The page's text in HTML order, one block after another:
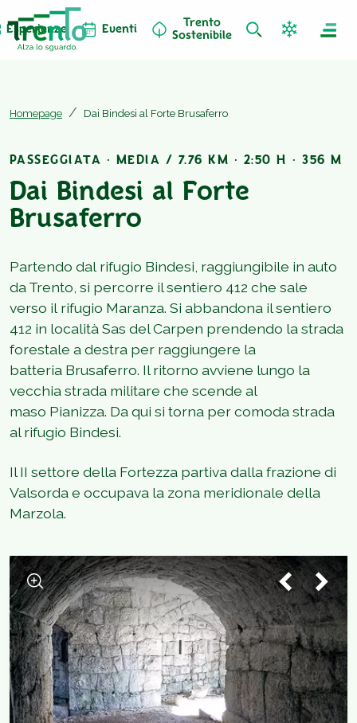
Esperienze Eventi
Trento
Sostenibile
Homepage Dai Bindesi al Forte Brusaferro
Dai Bindesi al Forte
Brusaferro
PASSEGGIATA · MEDIA / 7.76 KM · 2:50 H · 356 M
Partendo dal rifugio Bindesi, raggiungibile in auto
da Trento, si percorre il sentiero 412 che sale
verso il rifugio Maranza. Si abbandona il sentiero
412 in località Sas del Carpen prendendo la strada
forestale a destra per raggiungere la
batteria Brusaferro. Il ritorno avviene lungo la
vecchia strada militare che scende al
maso Pianizza. Da qui si torna per comoda strada
al rifugio Bindesi.
Il II settore della Fortezza partiva dalla frazione di
Valsorda e occupava la zona meridionale della
Marzola.